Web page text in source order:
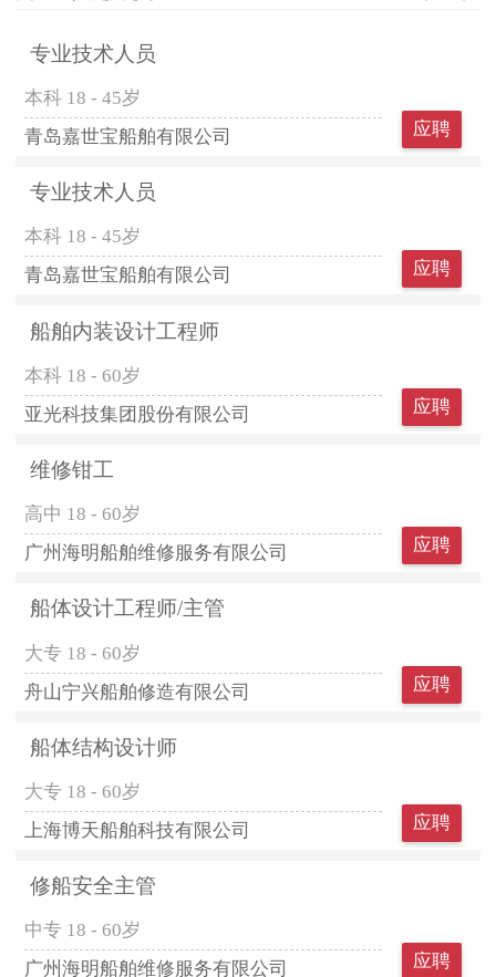
专业技术人员
本科 18 - 45岁
青岛嘉世宝船舶有限公司
应聘
专业技术人员
本科 18 - 45岁
青岛嘉世宝船舶有限公司
应聘
船舶内装设计工程师
本科 18 - 60岁
亚光科技集团股份有限公司
应聘
维修钳工
高中 18 - 60岁
广州海明船舶维修服务有限公司
应聘
船体设计工程师/主管
大专 18 - 60岁
舟山宁兴船舶修造有限公司
应聘
船体结构设计师
大专 18 - 60岁
上海博天船舶科技有限公司
应聘
修船安全主管
中专 18 - 60岁
广州海明船舶维修服务有限公司
应聘